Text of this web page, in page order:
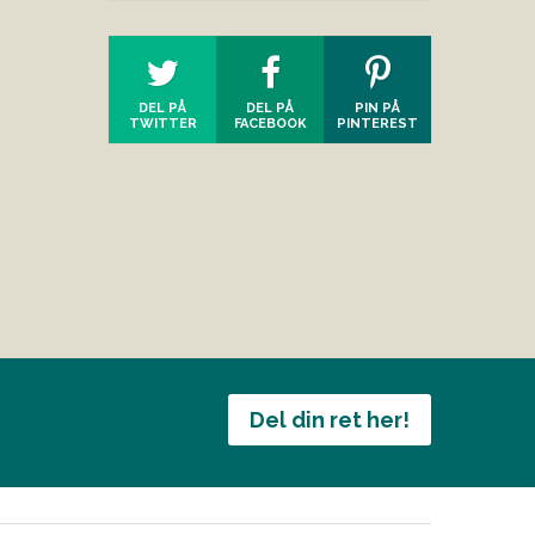
DEL PÅ
TWITTER
DEL PÅ
FACEBOOK
PIN PÅ
PINTEREST
Del din ret her!